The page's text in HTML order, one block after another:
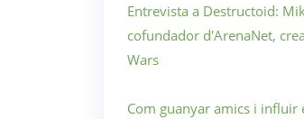
Entrevista a Destructoid:
cofundador d'ArenaNet,
Wars
Com guanyar amics i influir